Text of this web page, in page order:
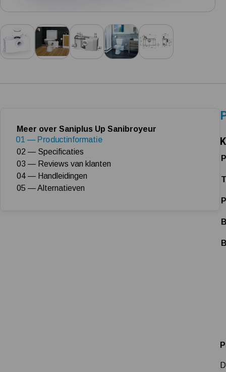
Meer over Saniplus Up Sanibroyeur
01 — Productinformatie
02 — Specificaties
03 — Reviews van klanten
04 — Handleidingen
05 — Alternatieven